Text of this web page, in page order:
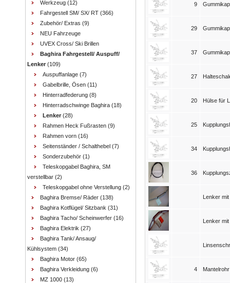
Werkzeug (12)
Fahrgestell SM/ SX/ RT (366)
Zubehör/ Extras (9)
NEU Fahrzeuge
UVEX Cross/ Ski Brillen
Baghira Fahrgestell/ Auspuff/
Lenker (109)
Auspuffanlage (7)
Gabelbrille, Ösen (11)
Hinterradfederung (8)
Hinterradschwinge Baghira (18)
Lenker (28)
Rahmen Heck Fußrasten (9)
Rahmen vorn (16)
Seitenständer / Schalthebel (7)
Sonderzubehör (1)
Teleskopgabel Baghira, SM
verstellbar (2)
Teleskopgabel ohne Verstellung (2)
Baghira Bremse/ Räder (138)
Baghira Kotflügel/ Sitzbank (31)
Baghira Tacho/ Scheinwerfer (16)
Baghira Elektrik (27)
Baghira Tank/ Ansaug/
Kühlsystem (34)
Baghira Motor (65)
Baghira Verkleidung (6)
MZ 1000 (13)
9
29
37
27
20 Hülse für
25
34
36
Lenker
Lenker
4